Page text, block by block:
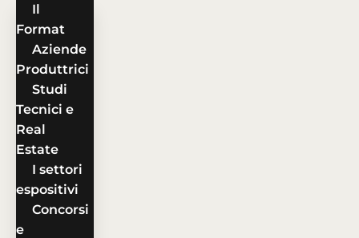
Il
Format
Aziende
Produttrici
Studi
Tecnici e
Real
Estate
I settori
espositivi
Concorsi
e